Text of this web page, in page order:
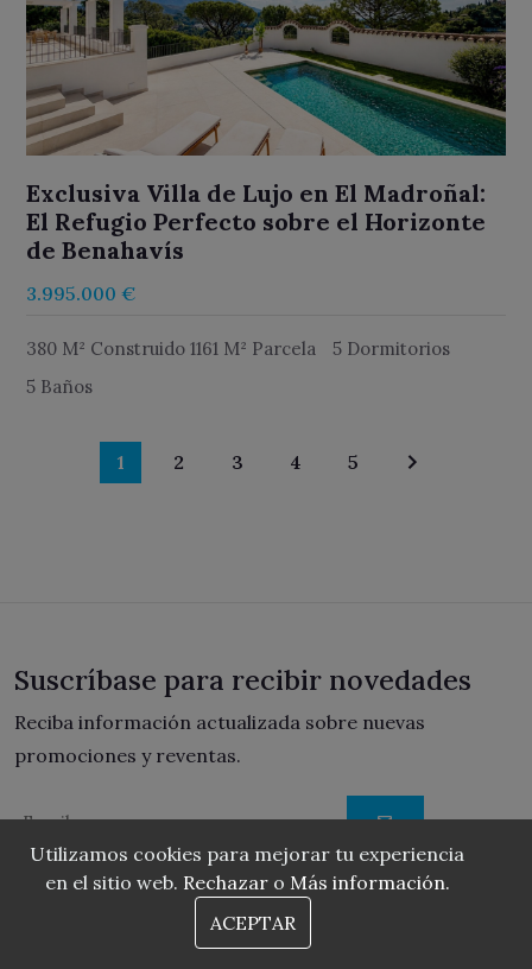
Exclusiva Villa de Lujo en El Madroñal:
El Refugio Perfecto sobre el Horizonte
de Benahavís
3.995.000 €
380 M² Construido 1161 M² Parcela
5 Dormitorios
5 Baños
1 2 3 4 5
Utilizamos cookies para mejorar tu experiencia
en el sitio web. Rechazaro Más información.
ACEPTAR
Suscríbase para recibir novedades
Reciba información actualizada sobre nuevas
promociones y reventas.
He leído y acepto los términos y Condiciones